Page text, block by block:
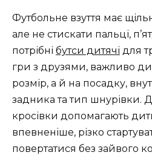
Футбольне взуття має
але не стискати пальці,
потрібні бутси дитячі для
гри з друзями, важливо
розмір, а й на посадку,
задника та тип шнурівки.
кросівки допомагають
впевненіше, різко
повертатися без зайвого